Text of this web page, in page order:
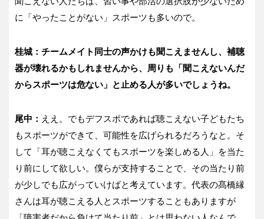
に「やったことがない」スポーツも多いので。
桂城：チームメイト同士の声かけも聞こえませんし、補聴
器が壊れるかもしれませんから、周りも「聞こえないんだ
からスポーツは危ない」と止める人が多いでしょうね。
尾中： ええ。でもデフスポであれば聴こえない子どもたち
もスポーツができて、可能性を広げられるだろうなと。そ
して「耳が聴こえなくてもスポーツを楽しめる人」を当た
り前にして欲しい。僕らが支持することで、その当たり前
が少しでも広がっていけばと考えています。代表の髙橋縁
さんは耳が聴こえる人とスポーツすることもありますが